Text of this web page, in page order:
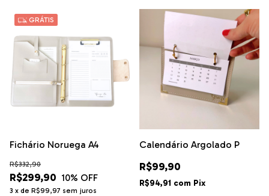
GRÁTIS
Fichário Noruega A4
R$299,90
R$332,90
10% OFF
3 x de R$99,97 sem juros
Calendário Argolado P
R$99,90
R$94,91 com Pix